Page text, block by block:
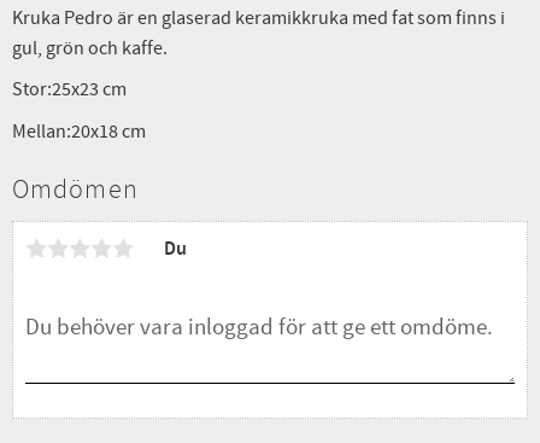
Kruka Pedro är en glaserad keramikkruka med fat som finns i
gul, grön och kaffe.
Stor:25x23 cm
Mellan:20x18 cm
Omdömen
Du